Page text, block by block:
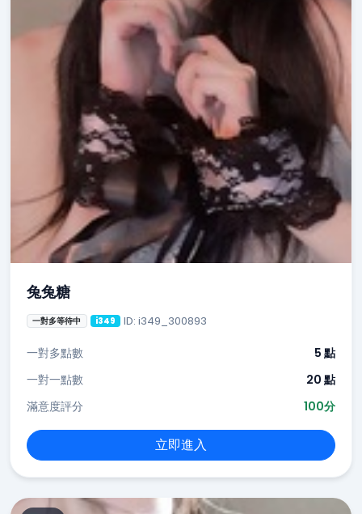
兔兔糖
一對多等待中 i349 ID: i349_300893
一對多點數
5 點
一對一點數
20 點
滿意度評分
100分
立即進入